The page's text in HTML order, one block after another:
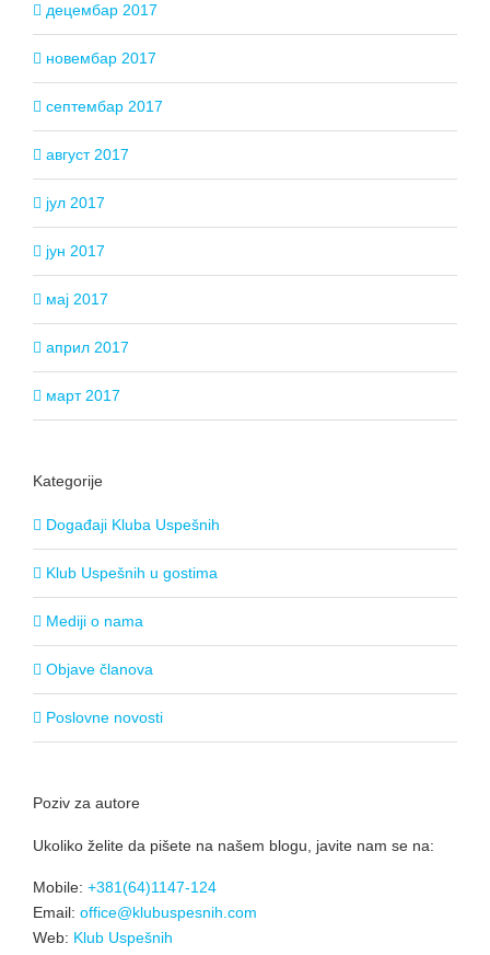
децембар 2017
новембар 2017
септембар 2017
август 2017
јул 2017
јун 2017
мај 2017
април 2017
март 2017
Kategorije
Događaji Kluba Uspešnih
Klub Uspešnih u gostima
Mediji o nama
Objave članova
Poslovne novosti
Poziv za autore
Ukoliko želite da pišete na našem blogu, javite nam se na:
Mobile: +381(64)1147-124
Email: office@klubuspesnih.com
Web: Klub Uspešnih